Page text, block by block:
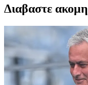
Διαβαστε ακομη